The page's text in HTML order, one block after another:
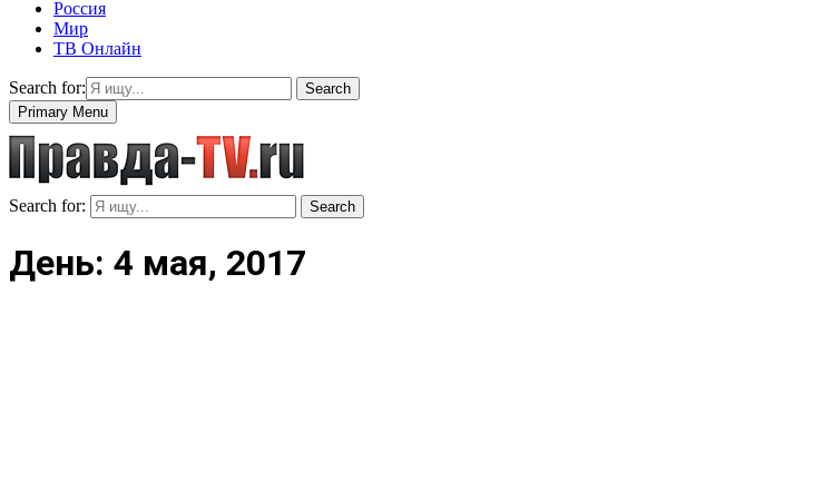
Россия
Мир
ТВ Онлайн
Search for:
Search
Primary Menu
Search for: Search
День: 4 мая, 2017